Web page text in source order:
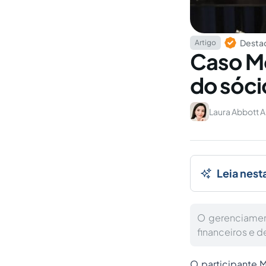
Artigo
Caso
do
Laura Abbott
Leia
O
financeiros e